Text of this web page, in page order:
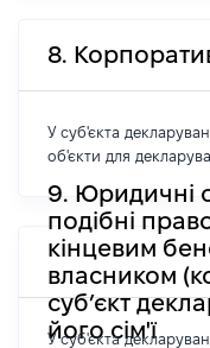
8.
У суб'єкта
об'єкти для
9. Юридичні
подібні
кінцевим
власником
суб’єкт
його сім'ї
У суб'єкта